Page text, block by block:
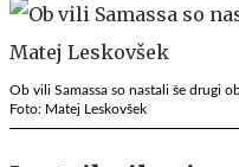
Ob vili Samassa so nastali še drugi
Foto: Matej Leskovšek